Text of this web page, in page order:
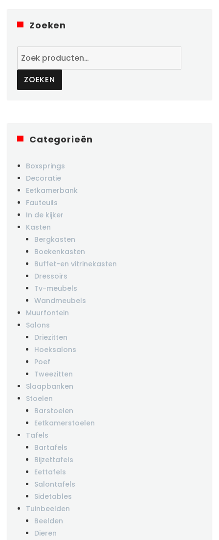
Zoeken
naar:
ZOEKEN
Categorieën
Boxsprings
Decoratie
Eetkamerbank
Fauteuils
In de kijker
Kasten
Bergkasten
Boekenkasten
Buffet-en vitrinekasten
Dressoirs
Tv-meubels
Wandmeubels
Muurfontein
Salons
Driezitten
Hoeksalons
Poef
Tweezitten
Slaapbanken
Stoelen
Barstoelen
Eetkamerstoelen
Tafels
Bartafels
Bijzettafels
Eettafels
Salontafels
Sidetables
Tuinbeelden
Beelden
Dieren